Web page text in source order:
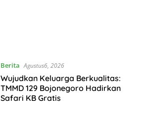
Berita Agustus6, 2026
Wujudkan Keluarga Berkualitas:
TMMD 129 Bojonegoro Hadirkan
Safari KB Gratis